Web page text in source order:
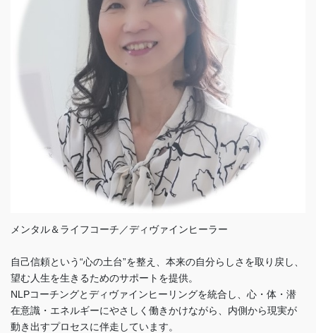
メンタル＆ライフコーチ／ディヴァインヒーラー
自己信頼という“心の土台”を整え、本来の自分らしさを取り戻し、
望む人生を生きるためのサポートを提供。
NLPコーチングとディヴァインヒーリングを統合し、心・体・潜
在意識・エネルギーにやさしく働きかけながら、内側から現実が
動き出すプロセスに伴走しています。